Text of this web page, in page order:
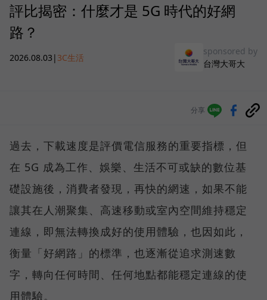
評比揭密：什麼才是 5G 時代的好網
路？
2026.08.03 | 3C生活
sponsored by
台灣大哥大
分享
過去，下載速度是評價電信服務的重要指標，但
在 5G 成為工作、娛樂、生活不可或缺的數位基
礎設施後，消費者發現，再快的網速，如果不能
讓其在人潮聚集、高速移動或室內空間維持穩定
連線，即無法轉換成好的使用體驗，也因如此，
衡量「好網路」的標準，也逐漸從追求測速數
字，轉向任何時間、任何地點都能穩定連線的使
用體驗。